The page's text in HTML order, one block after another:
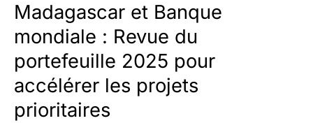
Madagascar et Banque
mondiale : Revue du
portefeuille 2025 pour
accélérer les projets
prioritaires